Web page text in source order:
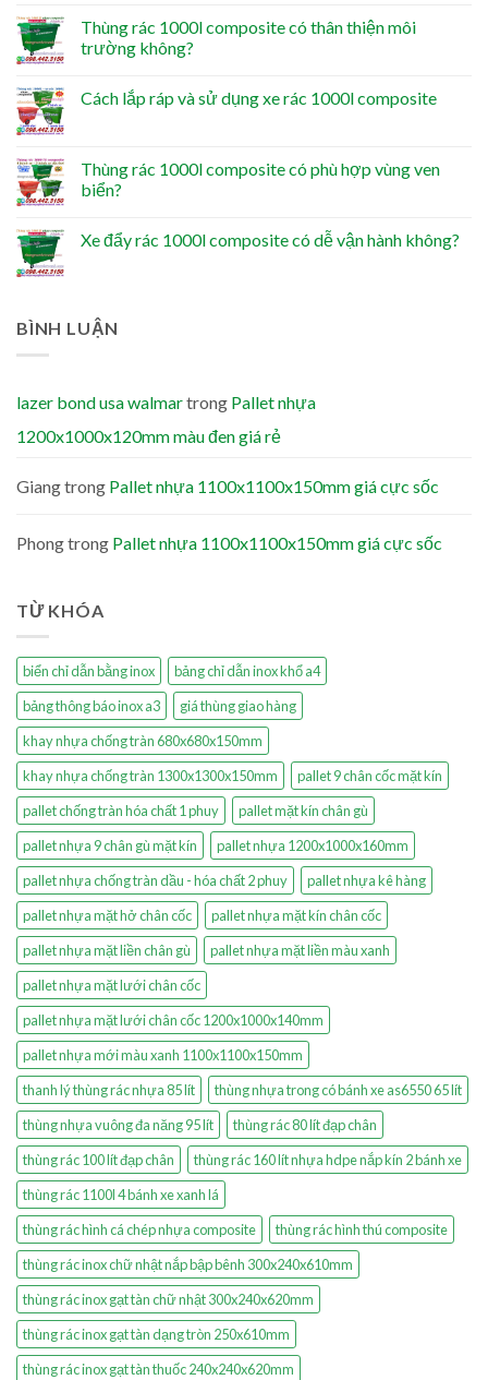
Thùng rác 1000l composite có thân thiện môi
trường không?
Cách lắp ráp và sử dụng xe rác 1000l composite
Thùng rác 1000l composite có phù hợp vùng ven
biển?
Xe đẩy rác 1000l composite có dễ vận hành không?
BÌNH LUẬN
lazer bond usa walmartrong Pallet nhựa
1200x1000x120mm màu đen giá rẻ
Giangtrong Pallet nhựa 1100x1100x150mm giá cực sốc
Phongtrong Pallet nhựa 1100x1100x150mm giá cực sốc
TỪ KHÓA
biển chỉ dẫn bằng inox
bảng chỉ dẫn inox khổ a4
bảng thông báo inox a3
giá thùng giao hàng
khay nhựa chống tràn 680x680x150mm
khay nhựa chống tràn 1300x1300x150mm
pallet 9 chân cốc mặt kín
pallet chống tràn hóa chất 1 phuy
pallet mặt kín chân gù
pallet nhựa 9 chân gù mặt kín
pallet nhựa 1200x1000x160mm
pallet nhựa chống tràn dầu - hóa chất 2 phuy
pallet nhựa kê hàng
pallet nhựa mặt hở chân cốc
pallet nhựa mặt kín chân cốc
pallet nhựa mặt liền chân gù
pallet nhựa mặt liền màu xanh
pallet nhựa mặt lưới chân cốc
pallet nhựa mặt lưới chân cốc 1200x1000x140mm
pallet nhựa mới màu xanh 1100x1100x150mm
thanh lý thùng rác nhựa 85 lít
thùng nhựa trong có bánh xe as6550 65 lít
thùng nhựa vuông đa năng 95 lít
thùng rác 80 lít đạp chân
thùng rác 100 lít đạp chân
thùng rác 160 lít nhựa hdpe nắp kín 2 bánh xe
thùng rác 1100l 4 bánh xe xanh lá
thùng rác hình cá chép nhựa composite
thùng rác hình thú composite
thùng rác inox chữ nhật nắp bập bênh 300x240x610mm
thùng rác inox gạt tàn chữ nhật 300x240x620mm
thùng rác inox gạt tàn dạng tròn 250x610mm
thùng rác inox gạt tàn thuốc 240x240x620mm